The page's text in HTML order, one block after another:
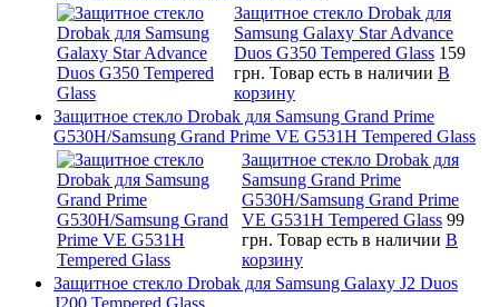
Защитное стекло Drobak для
Samsung Galaxy Star Advance
Duos G350 Tempered Glass 159
грн. Товар есть в наличии В
корзину
Защитное стекло Drobak для Samsung Grand Prime
G530H/Samsung Grand Prime VE G531H Tempered Glass
Защитное стекло Drobak для
Samsung Grand Prime
G530H/Samsung Grand Prime
VE G531H Tempered Glass 99
грн. Товар есть в наличии В
корзину
Защитное стекло Drobak для Samsung Galaxy J2 Duos
J200 Tempered Glass